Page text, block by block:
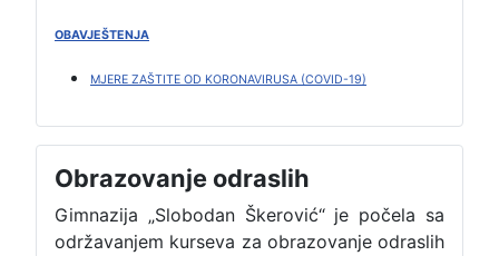
OBAVJEŠTENJA
MJERE ZAŠTITE OD KORONAVIRUSA (COVID-19)
Obrazovanje odraslih
Gimnazija „Slobodan Škerović“ je počela sa
održavanjem kurseva za obrazovanje odraslih